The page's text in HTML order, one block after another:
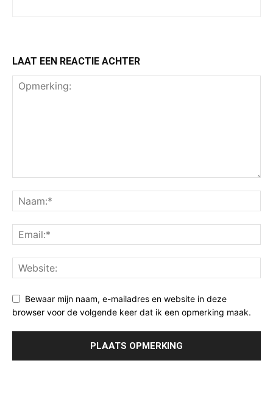
LAAT EEN REACTIE ACHTER
Bewaar mijn naam, e-mailadres en website in deze
browser voor de volgende keer dat ik een opmerking maak.